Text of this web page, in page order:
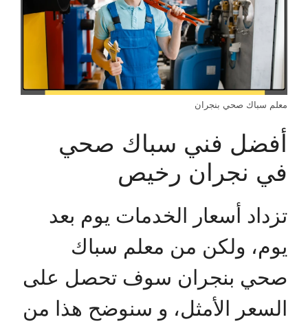
معلم سباك صحي بنجران
أفضل فني سباك صحي
في نجران رخيص
تزداد أسعار الخدمات يوم بعد
يوم، ولكن من معلم سباك
صحي بنجران سوف تحصل على
السعر الأمثل، و سنوضح هذا من